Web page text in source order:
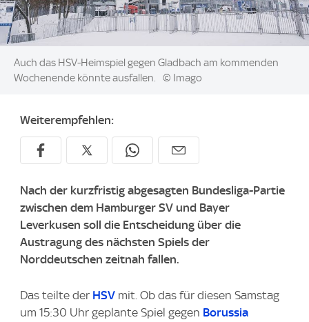
Image:
Auch das HSV-Heimspiel gegen Gladbach am kommenden
Wochenende könnte ausfallen.
© Imago
Weiterempfehlen:
Nach der kurzfristig abgesagten Bundesliga-Partie
zwischen dem Hamburger SV und Bayer
Leverkusen soll die Entscheidung über die
Austragung des nächsten Spiels der
Norddeutschen zeitnah fallen.
Das teilte der HSV mit. Ob das für diesen Samstag
um 15:30 Uhr geplante Spiel gegen Borussia